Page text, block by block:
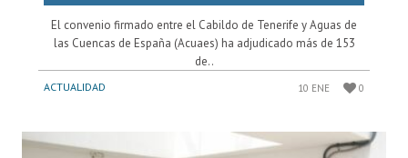
El convenio firmado entre el Cabildo de Tenerife y Aguas de
las Cuencas de España (Acuaes) ha adjudicado más de 153
de..
ACTUALIDAD 10 ENE 0